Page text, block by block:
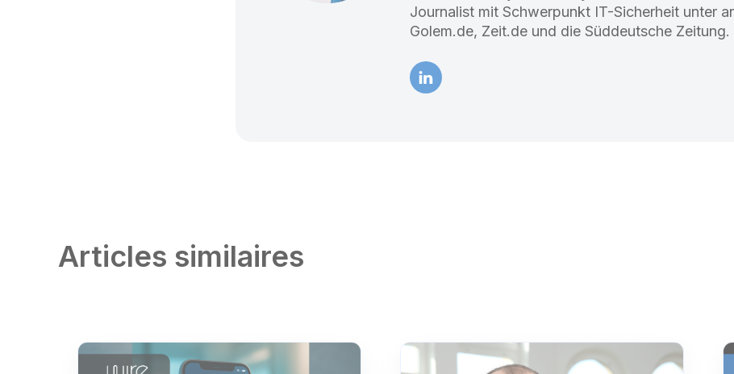
Journalist mit Schwerpunkt IT-Sicherheit unter
Golem.de, Zeit.de und die Süddeutsche Zeitung.
Articles similaires